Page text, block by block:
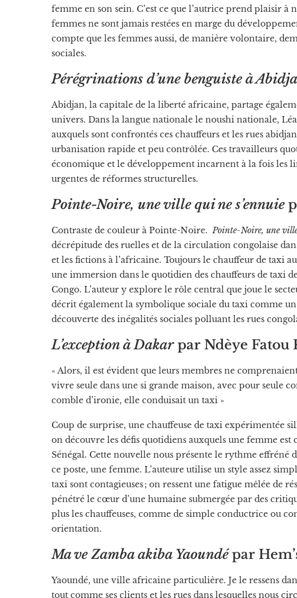
femme en son sein. C’est ce que l’autrice prend plaisir à
femmes ne sont jamais restées en marge du
compte que les femmes aussi, de manière volontaire,
sociales.
Pérégrinations d’une benguiste à
Abidjan, la capitale de la liberté africaine, partage
univers. Dans la langue nationale le noushi nationale,
auxquels sont confrontés ces chauffeurs et les rues
urbanisation rapide et peu contrôlée. Ces travailleurs
économique et le développement incarnent à la fois les
urgentes de réformes structurelles.
Pointe-Noire, une ville qui ne s’ennuie
Contraste de couleur à Pointe-Noire.Pointe-Noire, une
décrépitude des ruelles et de la circulation congolaise
et les fictions à l’africaine. Toujours le chauffeur de taxi
une immersion dans le quotidien des chauffeurs de taxi
Congo. L’auteur y explore le rôle central que joue le
décrit également la symbolique sociale du taxi comme
découverte des inégalités sociales polluant les rues
L’exception à Dakarpar Ndèye Fatou
« Alors, il est évident que leurs membres ne
vivre seule dans une si grande maison, avec pour seule
comble d’ironie, elle conduisait un taxi »
Coup de surprise, une chauffeuse de taxi expérimentée
on découvre les défis quotidiens auxquels une femme
Sénégal. Cette nouvelle nous présente le rythme effréné
ce poste, une femme. L’auteure utilise un style assez
taxi sont contagieuses ; on ressent une fatigue mêlée de
pénétré le cœur d’une humaine submergée par des
plus les chauffeuses, comme de simple conductrice ou
orientation.
Ma ve Zamba akiba Yaoundépar
Yaoundé, une ville africaine particulière. Je le ressens
tout comme ses clients et les rues dans lesquelles nous